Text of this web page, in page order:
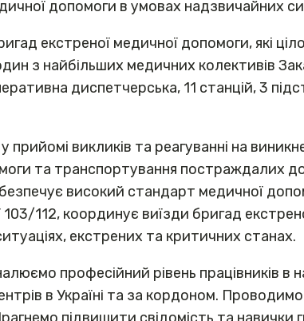
допомоги в умовах надзвичайних
екстреної медичної допомоги, які
з найбільших медичних колективів
диспетчерська, 11 станцій, 3
викликів та реагуванні на
та транспортування постраждалих
високий стандарт медичної
103/112, координує виїзди бригад
екстрених та критичних станах.
професійний рівень працівників
в Україні та за кордоном. Проводимо